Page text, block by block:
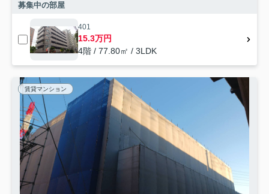
募集中の部屋
401
15.3万円
4階 / 77.80㎡ / 3LDK
賃貸マンション